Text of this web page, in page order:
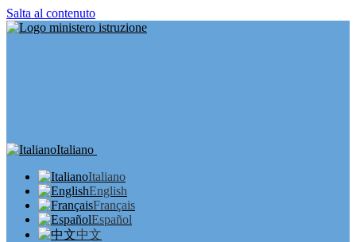
Salta al contenuto
Italiano
Italiano
English
Français
Español
中文